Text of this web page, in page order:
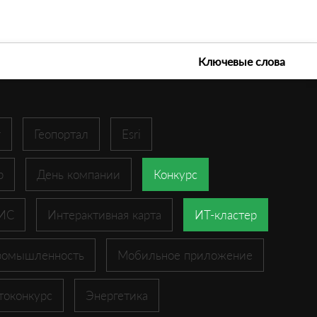
Ключевые слова
Геопортал Esri
День компании Конкурс
Интерактивная карта ИТ-кластер
Мобильное приложение
Энергетика